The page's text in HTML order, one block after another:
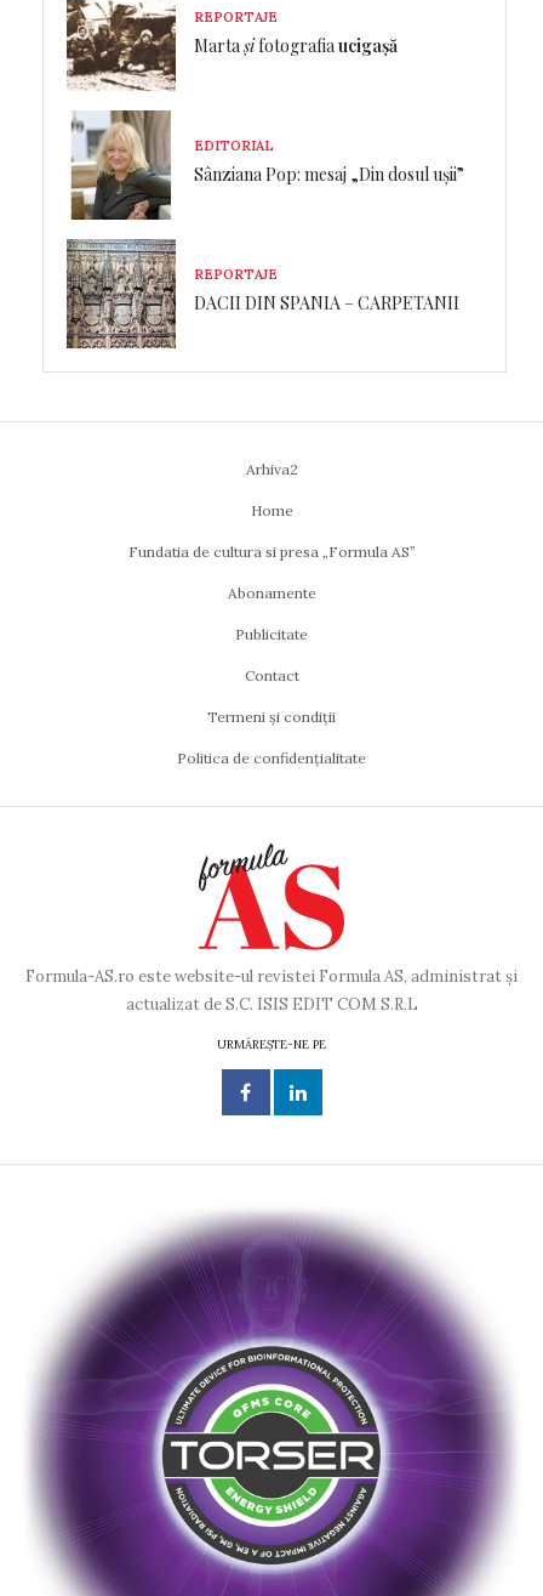
REPORTAJE
Martașifotografia ucigașă
EDITORIAL
Sânziana Pop: mesaj „Din dosul ușii”
REPORTAJE
DACII DIN SPANIA – CARPETANII
Arhiva2
Home
Fundatia de cultura si presa „Formula AS”
Abonamente
Publicitate
Contact
Termeni și condiții
Politica de confidențialitate
Formula-AS.ro este website-ul revistei Formula AS, administrat și
actualizat de S.C. ISIS EDIT COM S.R.L
URMĂREȘTE-NE PE